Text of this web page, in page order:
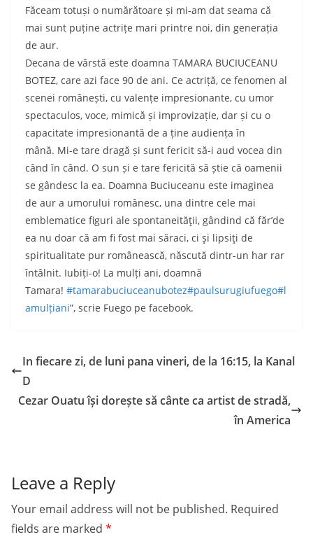
Făceam totuși o numărătoare și mi-am dat seama că
mai sunt puține actrițe mari printre noi, din generația
de aur.
Decana de vârstă este doamna TAMARA BUCIUCEANU
BOTEZ, care azi face 90 de ani. Ce actriță, ce fenomen al
scenei românești, cu valențe impresionante, cu umor
spectaculos, voce, mimică și improvizație, dar și cu o
capacitate impresionantă de a ține audiența în
mână. Mi-e tare dragă și sunt fericit să-i aud vocea din
când în când. O sun și e tare fericită să știe că oamenii
se gândesc la ea. Doamna Buciuceanu este imaginea
de aur a umorului românesc, una dintre cele mai
emblematice figuri ale spontaneităţii, gândind că făr’de
ea nu doar că am fi fost mai săraci, ci şi lipsiţi de
spiritualitate pur românească, născută dintr-un har rar
întâlnit. Iubiți-o! La mulți ani, doamnă
Tamara! #tamarabuciuceanubotez#paulsurugiufuego#l
amulțiani”, scrie Fuego pe facebook.
In fiecare zi, de luni pana vineri, de la 16:15, la Kanal
D
Cezar Ouatu își dorește să cânte ca artist de stradă,
în America
Leave a Reply
Your email address will not be published. Required
fields are marked *